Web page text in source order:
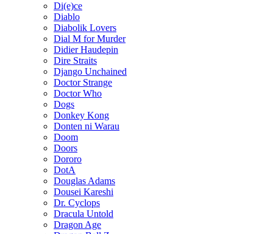
Di(e)ce
Diablo
Diabolik Lovers
Dial M for Murder
Didier Haudepin
Dire Straits
Django Unchained
Doctor Strange
Doctor Who
Dogs
Donkey Kong
Donten ni Warau
Doom
Doors
Dororo
DotA
Douglas Adams
Dousei Kareshi
Dr. Cyclops
Dracula Untold
Dragon Age